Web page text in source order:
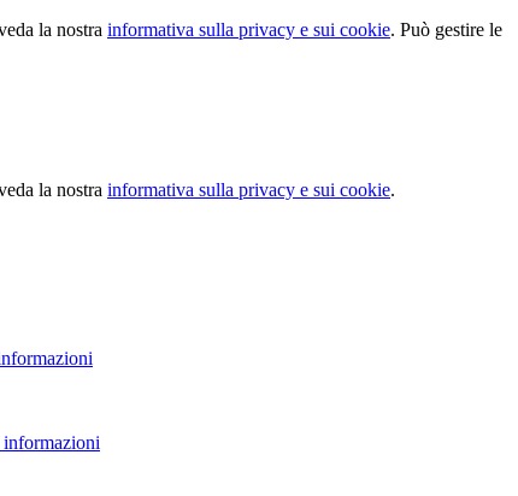
la nostra informativa sulla privacy e sui cookie. Può gestire le
la nostra informativa sulla privacy e sui cookie.